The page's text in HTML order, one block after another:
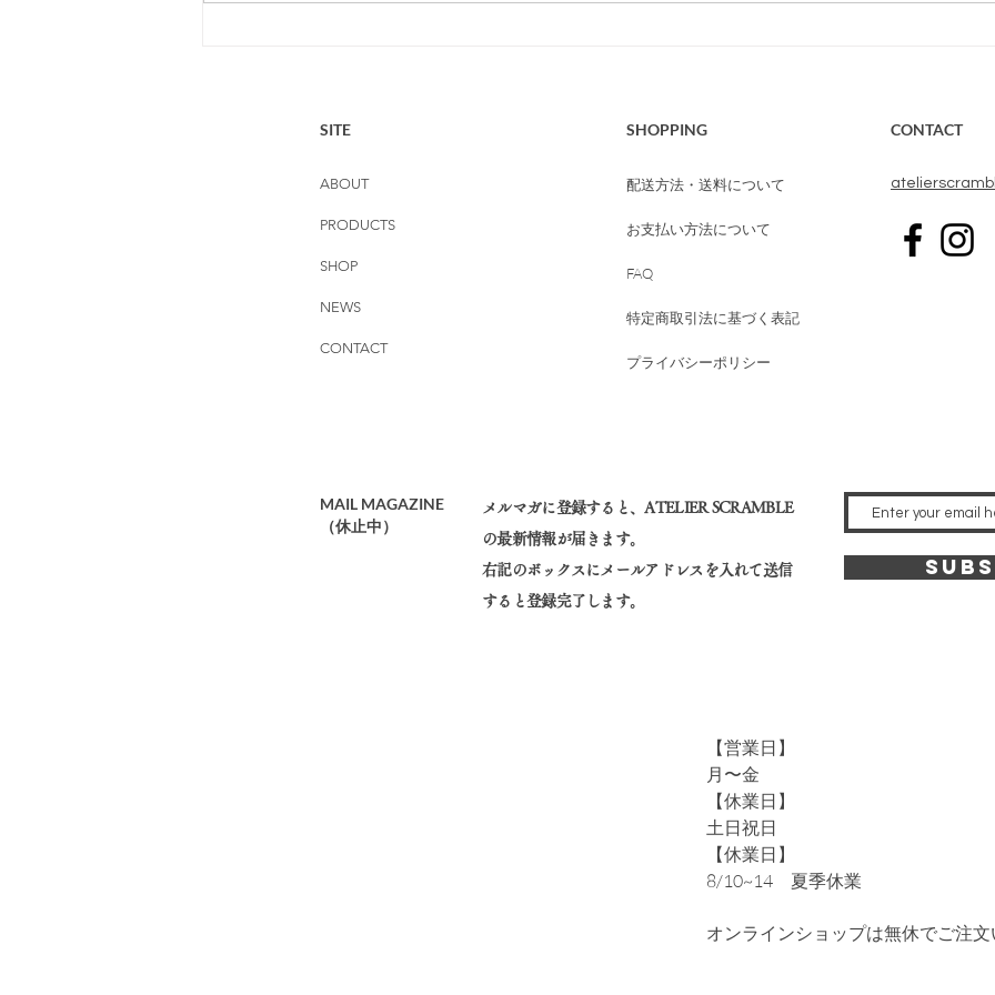
SITE
ABOUT
PRODUCTS
SHOP
NEWS
CONTACT
SHOPPING
配送方法・送料について
お支払い方法について
FAQ
特定商取引法に基づく表記
プライバシーポリシー
CONTACT
MAIL MAGAZINE
​（休止中）
メルマガに登録すると、​ATELIER SCRAMBLE
の最新情報が届きます。
右記のボックスにメールアドレスを入れて送信
すると登録完了します。
【営業日】
月〜金
【休業日】
土日祝日
【休業日】
​8/10~14 夏季休業
オンラインショップは無休でご注